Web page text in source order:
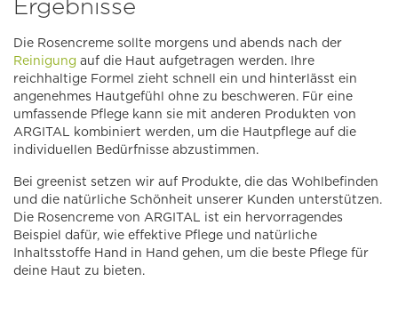
Ergebnisse
Die Rosencreme sollte morgens und abends nach der
Reinigung auf die Haut aufgetragen werden. Ihre
reichhaltige Formel zieht schnell ein und hinterlässt ein
angenehmes Hautgefühl ohne zu beschweren. Für eine
umfassende Pflege kann sie mit anderen Produkten von
ARGITAL kombiniert werden, um die Hautpflege auf die
individuellen Bedürfnisse abzustimmen.
Bei greenist setzen wir auf Produkte, die das Wohlbefinden
und die natürliche Schönheit unserer Kunden unterstützen.
Die Rosencreme von ARGITAL ist ein hervorragendes
Beispiel dafür, wie effektive Pflege und natürliche
Inhaltsstoffe Hand in Hand gehen, um die beste Pflege für
deine Haut zu bieten.